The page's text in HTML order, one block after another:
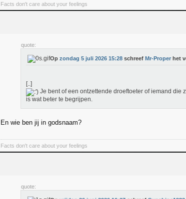
Facts don't care about your feelings
quote:
Op zondag 5 juli 2026 15:28 schreef Mr-Proper het
[..]
Je bent of een ontzettende droeftoeter of iemand die
is wat beter te begrijpen.
En wie ben jij in godsnaam?
Facts don't care about your feelings
quote: